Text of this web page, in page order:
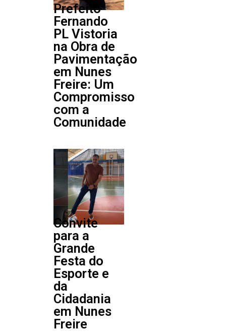
Prefeito
Fernando
PL Vistoria
na Obra de
Pavimentação
em Nunes
Freire: Um
Compromisso
com a
Comunidade
Convite
para a
Grande
Festa do
Esporte e
da
Cidadania
em Nunes
Freire